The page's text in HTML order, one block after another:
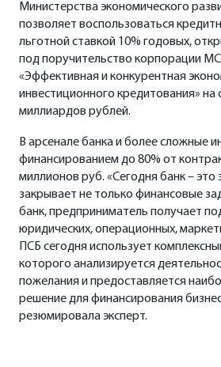
Министерства экономического
позволяет воспользоваться
льготной ставкой 10% годовых,
под поручительство корпорации
«Эффективная и конкурентная
инвестиционного кредитования» на
миллиардов рублей.
В арсенале банка и более сложные
финансированием до 80% от
миллионов руб. «Сегодня банк – это
закрывает не только финансовые
банк, предприниматель получает
юридических, операционных,
ПСБ сегодня использует
которого анализируется
пожелания и предоставляется
решение для финансирования
резюмировала эксперт.